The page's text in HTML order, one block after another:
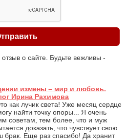
о сайте. Будьте вежливы -
измены – мир и любовь.
Ирина Рахимова
как лучик света! Уже месяц сердце
найти точку опоры... Я очень
советам, тем более, что и муж
доказать, что чувствует свою
брак. Еще раз спасибо! Да хранит